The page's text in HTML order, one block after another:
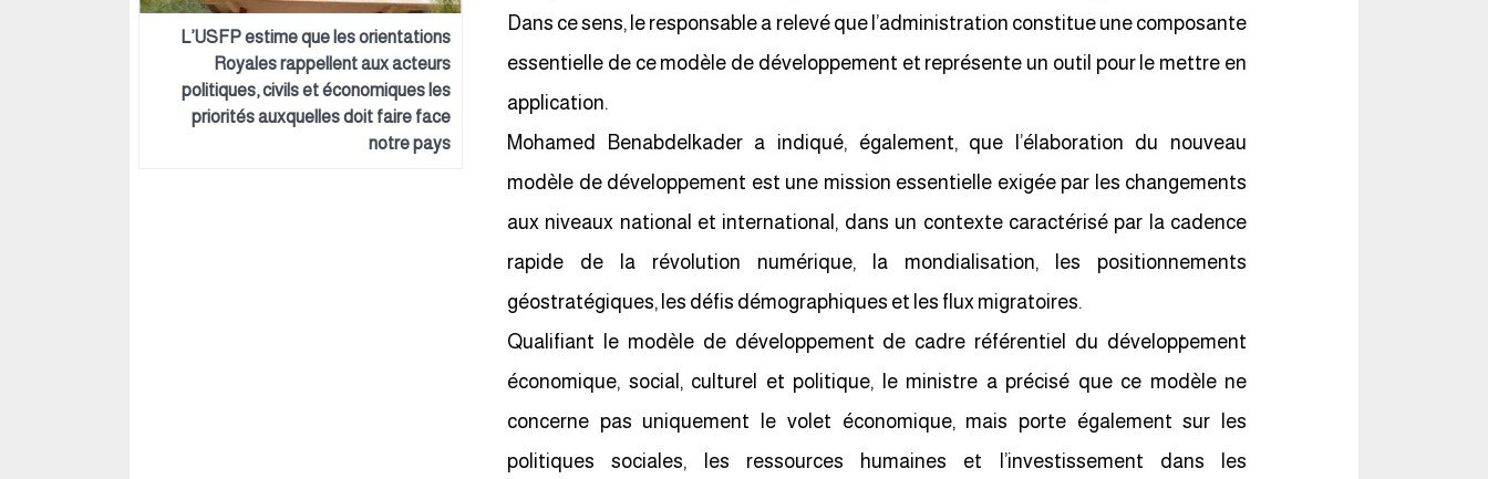
Dans ce sens, le responsable a relevé que l’administration constitue une composante
essentielle de ce modèle de développement et représente un outil pour le mettre en
application.
Mohamed Benabdelkader a indiqué, également, que l’élaboration du nouveau
modèle de développement est une mission essentielle exigée par les changements
aux niveaux national et international, dans un contexte caractérisé par la cadence
rapide de la révolution numérique, la mondialisation, les positionnements
géostratégiques, les défis démographiques et les flux migratoires.
Qualifiant le modèle de développement de cadre référentiel du développement
économique, social, culturel et politique, le ministre a précisé que ce modèle ne
concerne pas uniquement le volet économique, mais porte également sur les
politiques sociales, les ressources humaines et l’investissement dans les
L’USFP estime que les orientations
Royales rappellent aux acteurs
politiques, civils et économiques les
priorités auxquelles doit faire face
notre pays